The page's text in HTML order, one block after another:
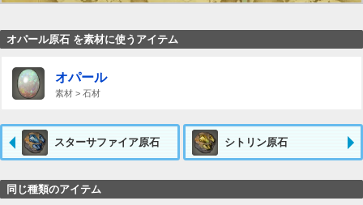
オパール原石 を素材に使うアイテム
オパール
素材 > 石材
スターサファイア原石 シトリン原石
同じ種類のアイテム